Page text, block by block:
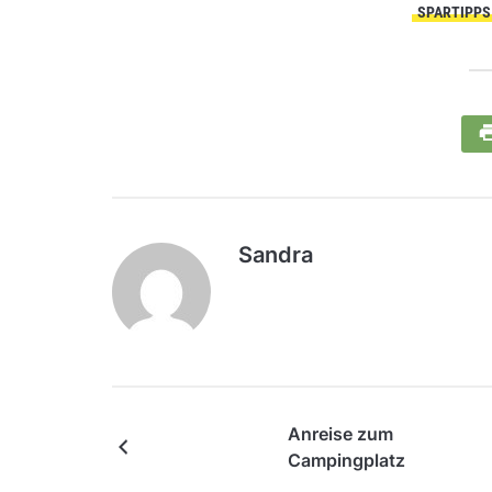
SPARTIPPS
Sandra
Anreise zum
Campingplatz